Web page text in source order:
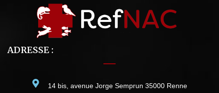
ADRESSE :
14 bis, avenue Jorge Semprun 35000 Renne